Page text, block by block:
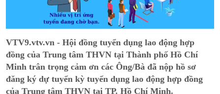
VTV9.vtv.vn - Hội đồng tuyển dụng lao động hợp
đồng của Trung tâm THVN tại Thành phố Hồ Chí
Minh trân trọng cảm ơn các Ông/Bà đã nộp hồ sơ
đăng ký dự tuyển kỳ tuyển dụng lao động hợp đồng
của Trung tâm THVN tại TP. Hồ Chí Minh.